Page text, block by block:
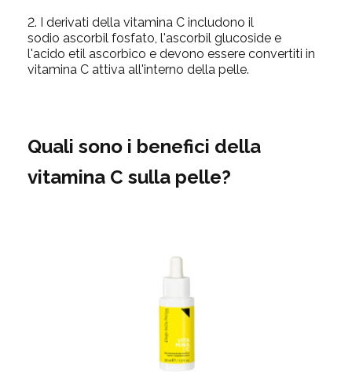
2. I derivati della vitamina C includono il
sodio ascorbil fosfato, l'ascorbil glucoside e
l'acido etil ascorbico e devono essere convertiti in
vitamina C attiva all'interno della pelle.
Quali sono i benefici della
vitamina C sulla pelle?